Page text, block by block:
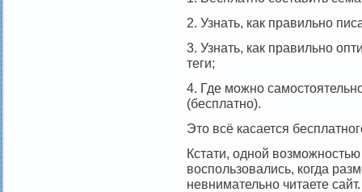
2. Узнать, как правильно
3. Узнать, как правильно
теги;
4. Где можно
(бесплатно).
Это всё касается
Кстати, одной
воспользовались, когда
невнимательно читаете